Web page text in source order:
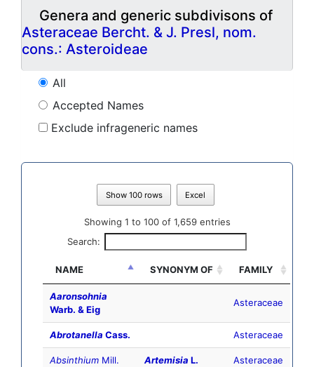
Genera and generic subdivisons of
Asteraceae Bercht. & J. Presl, nom.
cons.: Asteroideae
All
Accepted Names
Exclude infrageneric names
Show 100 rows Excel
Showing 1 to 100 of 1,659 entries
Search:
NAME SYNONYM OF FAMILY
Aaronsohnia
Warb. & Eig
Asteraceae
Abrotanella Cass. Asteraceae
Absinthium Mill. Artemisia L. Asteraceae